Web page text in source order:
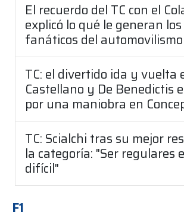
El recuerdo del TC con el
explicó lo qué le generan
fanáticos del automovilismo
TC: el divertido ida y vuelta
Castellano y De Benedictis
por una maniobra en
TC: Scialchi tras su mejor
la categoría: "Ser regulares
difícil"
F1